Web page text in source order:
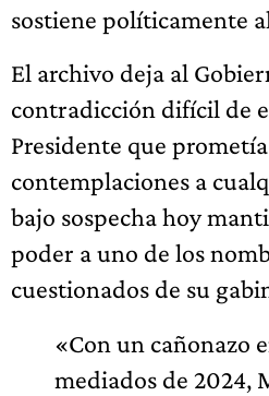
sostiene políticamente
El archivo deja al
contradicción difícil de
Presidente que
contemplaciones a
bajo sospecha hoy
poder a uno de los
cuestionados de su
«Con un cañonazo
mediados de 2024,